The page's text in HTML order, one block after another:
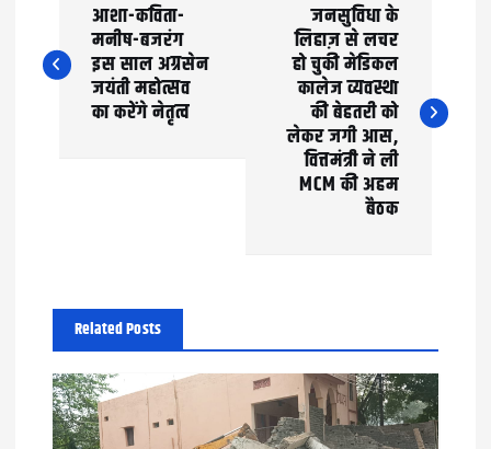
o
s
g
a
आशा-कविता-
मनीष-बजरंग
इस साल अग्रसेन
जयंती महोत्सव
का करेंगे नेतृत्व
जनसुविधा के
लिहाज़ से लचर
हो चुकी मेडिकल
कालेज व्यवस्था
की बेहतरी को
लेकर जगी आस,
वित्तमंत्री ने ली
MCM की अहम
बैठक
Related Posts